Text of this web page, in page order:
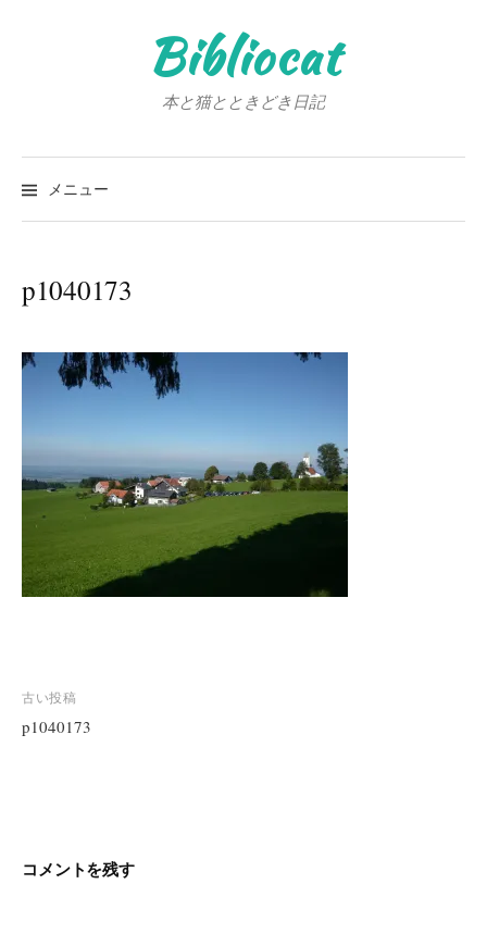
キ
Bibliocat
本と猫とときどき日記
メニュー
検
p1040173
投
稿
ョ
古い投稿
p1040173
コメントを残す